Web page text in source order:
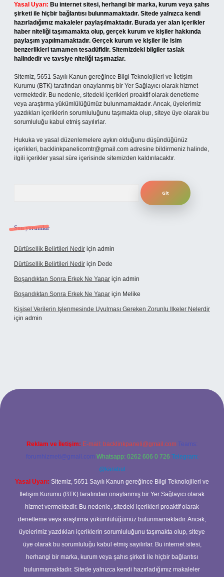
Yasal Uyarı: Bu internet sitesi, herhangi bir marka, kurum veya şahıs
şirketi ile hiçbir bağlantısı bulunmamaktadır. Sitede yalnızca kendi
hazırladığımız makaleler paylaşılmaktadır. Burada yer alan içerikler
haber niteliği taşımamakta olup, gerçek kurum ve kişiler hakkında
paylaşım yapılmamaktadır. Gerçek kurum ve kişiler ile isim
benzerlikleri tamamen tesadüfidir. Sitemizdeki bilgiler taslak
halindedir ve tavsiye niteliği taşımazlar.
Sitemiz, 5651 Sayılı Kanun gereğince Bilgi Teknolojileri ve İletişim
Kurumu (BTK) tarafından onaylanmış bir Yer Sağlayıcı olarak hizmet
vermektedir. Bu nedenle, sitedeki içerikleri proaktif olarak denetleme
veya araştırma yükümlülüğümüz bulunmamaktadır. Ancak, üyelerimiz
yazdıkları içeriklerin sorumluluğunu taşımakta olup, siteye üye olarak bu
sorumluluğu kabul etmiş sayılırlar.
Hukuka ve yasal düzenlemelere aykırı olduğunu düşündüğünüz
içerikleri, backlinkpanelicomtr@gmail.com adresine bildirmeniz halinde,
ilgili içerikler yasal süre içerisinde sitemizden kaldırılacaktır.
Son yorumlar
Dürtüsellik Belirtileri Nedir için admin
Dürtüsellik Belirtileri Nedir için Dede
Boşandıktan Sonra Erkek Ne Yapar için admin
Boşandıktan Sonra Erkek Ne Yapar için Melike
Kişisel Verilerin Işlenmesinde Uyulması Gereken Zorunlu Ilkeler Nelerdir
için admin
Reklam ve İletişim: E-mail: backlinkpaneli@gmail.com Teams:
forumhizmeti@gmail.com Whatsapp: 0262 606 0 726 Telegram:
@karabul
Yasal Uyarı: Sitemiz, 5651 Sayılı Kanun gereğince Bilgi Teknolojileri ve
İletişim Kurumu (BTK) tarafından onaylanmış bir Yer Sağlayıcı olarak
hizmet vermektedir. Bu nedenle, sitedeki içerikleri proaktif olarak
denetleme veya araştırma yükümlülüğümüz bulunmamaktadır. Ancak,
üyelerimiz yazdıkları içeriklerin sorumluluğunu taşımakta olup, siteye
üye olarak bu sorumluluğu kabul etmiş sayılırlar. Bu internet sitesi,
herhangi bir marka, kurum veya şahıs şirketi ile hiçbir bağlantısı
bulunmamaktadır. Sitede yalnızca kendi hazırladığımız makaleler